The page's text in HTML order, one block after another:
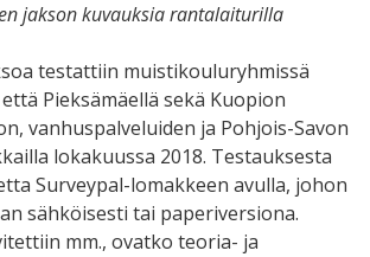
jakson kuvauksia rantalaiturilla
testattiin muistikouluryhmissä
Pieksämäellä sekä Kuopion
vanhuspalveluiden ja Pohjois-Savon
lokakuussa 2018. Testauksesta
Surveypal-lomakkeen avulla, johon
sähköisesti tai paperiversiona.
mm., ovatko teoria- ja